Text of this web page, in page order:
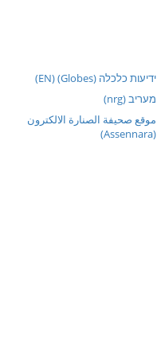
ידיעות כלכלה (Globes) (EN)
מעריב (nrg)
موقع صحيفة الصنارة الالكترون
(Assennara)